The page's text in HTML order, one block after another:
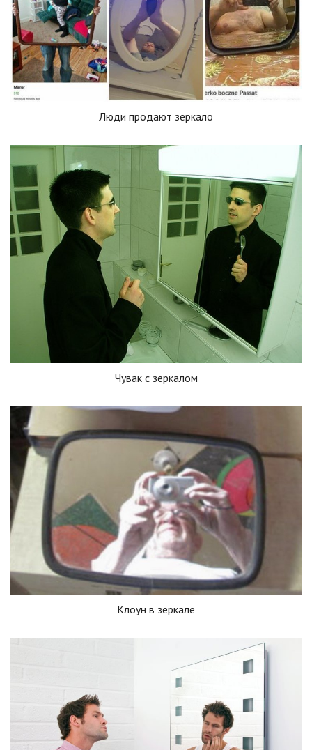
Люди продают зеркало
Чувак с зеркалом
Клоун в зеркале